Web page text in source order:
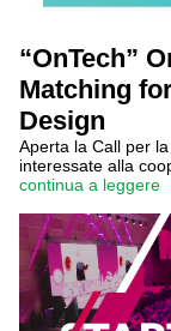
“OnTech”
Matching
Design
Aperta la Call per
interessate alla
continua a leggere